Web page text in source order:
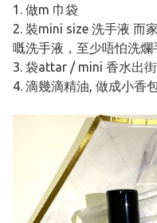
1. 做m 巾袋
2. 裝mini size 洗手液 而
嘅洗手液，至少唔怕洗爛
3. 袋attar / mini 香水出
4. 滴幾滴精油, 做成小香